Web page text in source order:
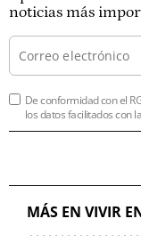
noticias más
De conformidad con el
los datos facilitados con
MÁS EN VIVIR